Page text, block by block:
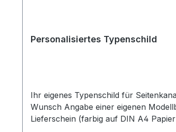
Personalisiertes Typenschild
Ihr eigenes Typenschild für
Wunsch Angabe einer eigenen
Lieferschein (farbig auf DIN A4